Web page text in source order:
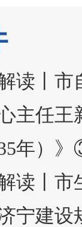
读丨
主任王
年）
读丨
宁建